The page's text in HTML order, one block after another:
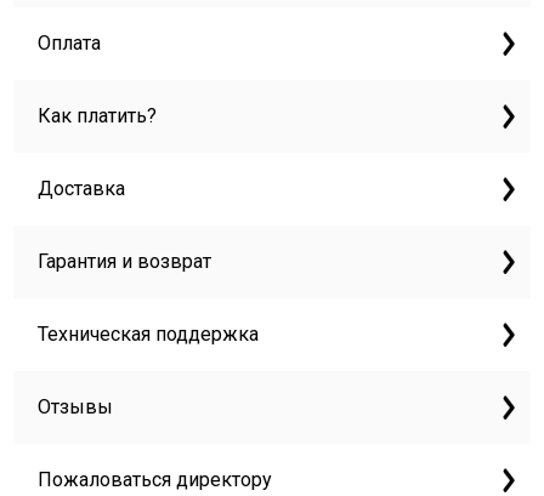
Оплата
Как платить?
Доставка
Гарантия и возврат
Техническая поддержка
Отзывы
Пожаловаться директору